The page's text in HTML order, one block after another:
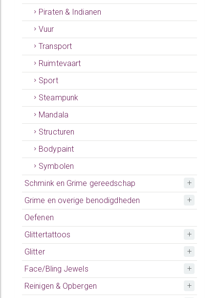
Piraten & Indianen
Vuur
Transport
Ruimtevaart
Sport
Steampunk
Mandala
Structuren
Bodypaint
Symbolen
Schmink en Grime gereedschap
Grime en overige benodigdheden
Oefenen
Glittertattoos
Glitter
Face/Bling Jewels
Reinigen & Opbergen